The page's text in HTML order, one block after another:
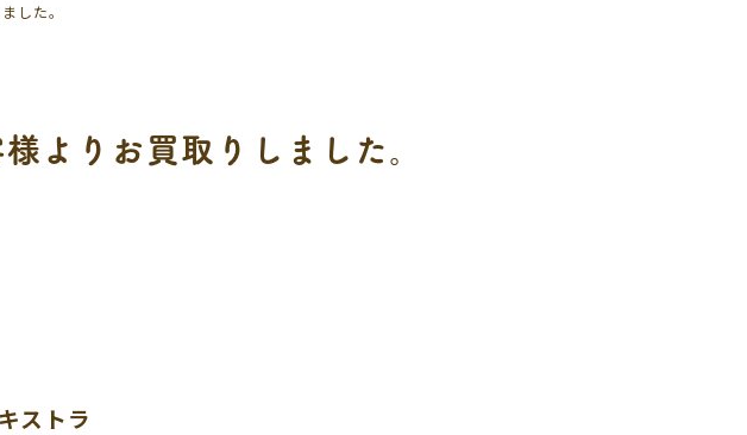
した。
よりお買取りしました。
ストラ